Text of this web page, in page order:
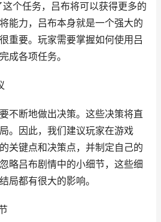
个任务，吕布将可以获得更多的
能力，吕布本身就是一个强大的
重要。玩家需要掌握如何使用吕
成各项任务。
不断地做出决策。这些决策将直
。因此，我们建议玩家在游戏
关键点和决策点，并制定自己的
略吕布剧情中的小细节，这些细
局都有很大的影响。